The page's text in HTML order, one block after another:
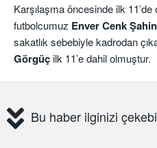
Karşılaşma öncesinde ilk 11’de
futbolcumuz EnverCenk Şahin
sakatlık sebebiyle kadrodan
Görgüçilk 11’e dahil olmuştur.
Bu haber ilginizi